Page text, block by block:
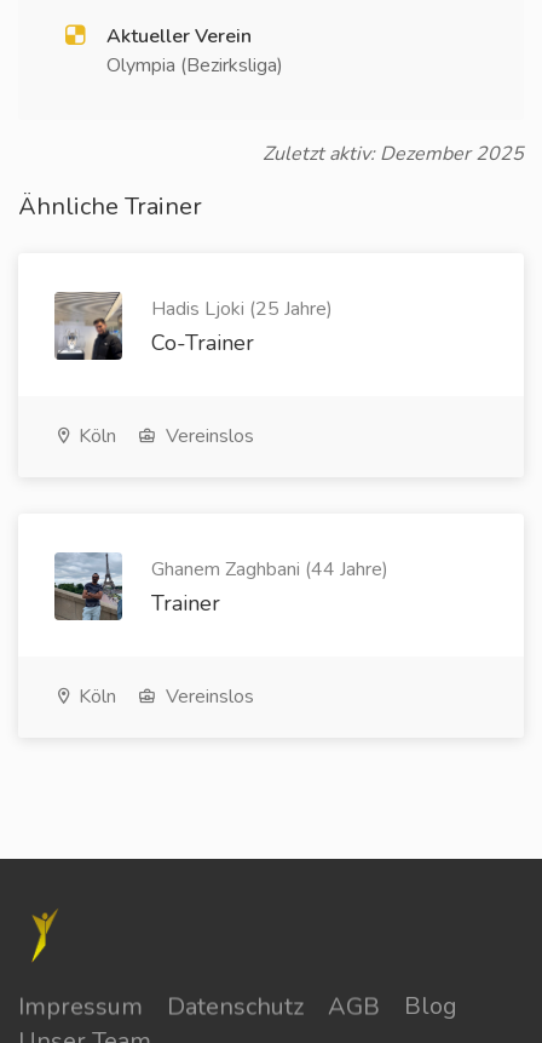
Aktueller Verein
Olympia (Bezirksliga)
Zuletzt aktiv: Dezember 2025
Ähnliche Trainer
Hadis Ljoki (25 Jahre)
Co-Trainer
Köln Vereinslos
Ghanem Zaghbani (44 Jahre)
Trainer
Köln Vereinslos
Impressum Datenschutz AGB
Blog